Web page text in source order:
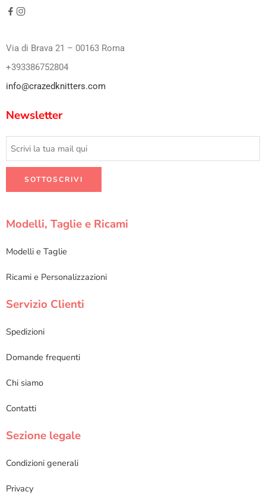
Via di Brava 21 – 00163 Roma
+393386752804
info@crazedknitters.com
Newsletter
Modelli, Taglie e Ricami
Modelli e Taglie
Ricami e Personalizzazioni
Servizio Clienti
Spedizioni
Domande frequenti
Chi siamo
Contatti
Sezione legale
Condizioni generali
Privacy